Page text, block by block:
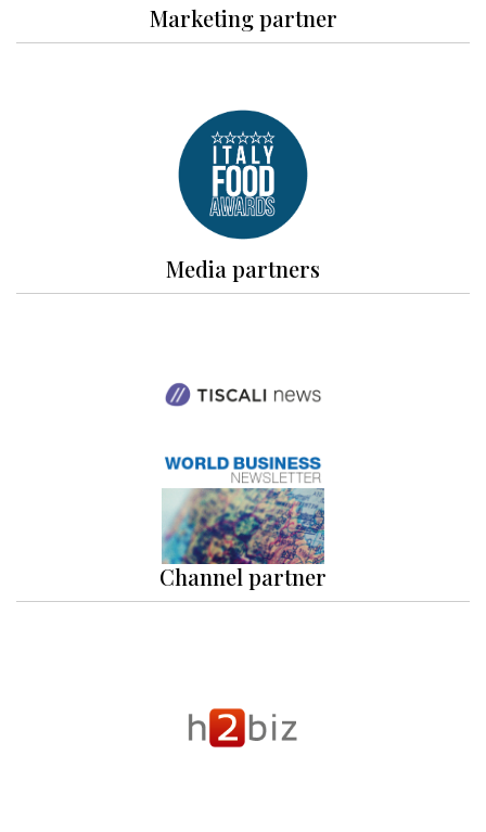
Marketing partner
Media partners
Channel partner